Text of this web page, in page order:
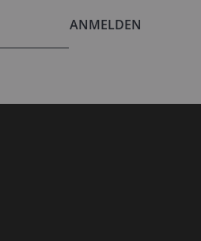
ANMELDEN